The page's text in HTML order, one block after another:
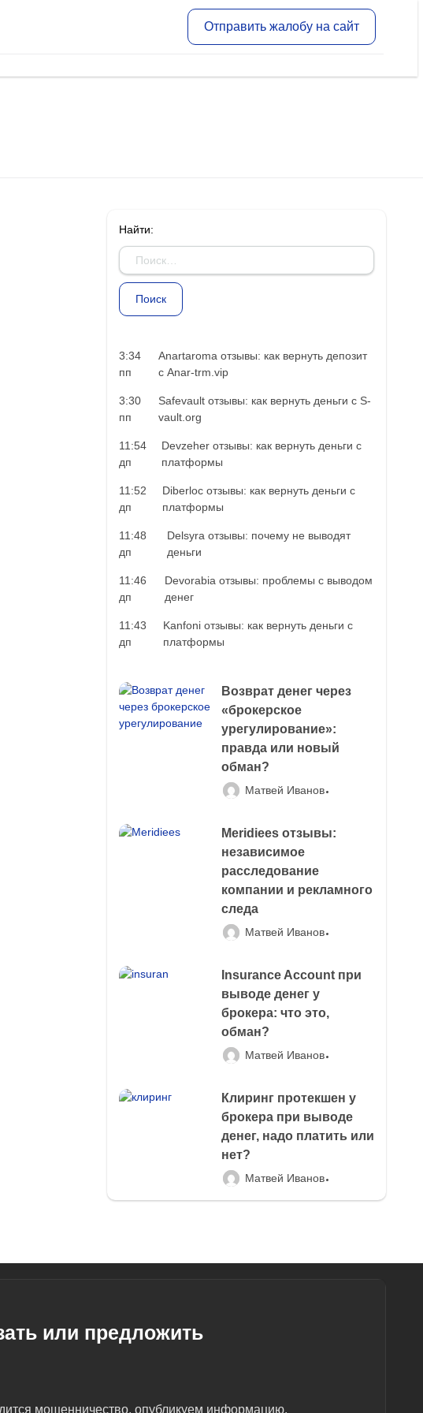
Отправить жалобу на сайт
Найти:
3:34
пп
Anartaroma отзывы: как вернуть депозит
с Anar-trm.vip
3:30
пп
Safevault отзывы: как вернуть деньги с S-
vault.org
11:54
дп
Devzeher отзывы: как вернуть деньги с
платформы
11:52
дп
Diberloc отзывы: как вернуть деньги с
платформы
11:48
дп
Delsyra отзывы: почему не выводят
деньги
11:46
дп
Devorabia отзывы: проблемы с выводом
денег
11:43
дп
Kanfoni отзывы: как вернуть деньги с
платформы
Возврат денег через
«брокерское
урегулирование»:
правда или новый
обман?
Матвей Иванов
Meridiees отзывы:
независимое
расследование
компании и рекламного
следа
Матвей Иванов
Insurance Account при
выводе денег у
брокера: что это,
обман?
Матвей Иванов
Клиринг протекшен у
брокера при выводе
денег, надо платить или
нет?
Матвей Иванов
или предложить
мошенничество, опубликуем информацию.